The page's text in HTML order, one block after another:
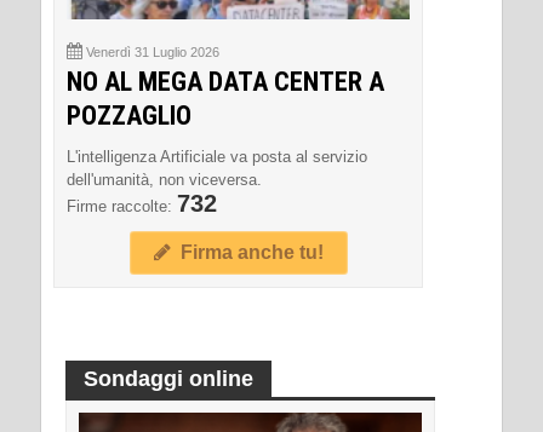
Venerdì 31 Luglio 2026
NO AL MEGA DATA CENTER A
POZZAGLIO
L'intelligenza Artificiale va posta al servizio
dell'umanità, non viceversa.
Firme raccolte: 732
Firma anche tu!
Sondaggi online